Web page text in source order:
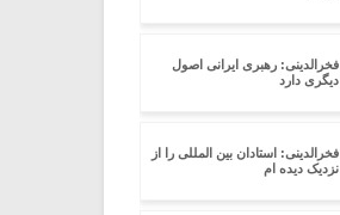
فخرالدینی: رهبری ایرانی اصول
دیگری دارد
فخرالدینی: استادان بین المللی را از
نزدیک دیده ام